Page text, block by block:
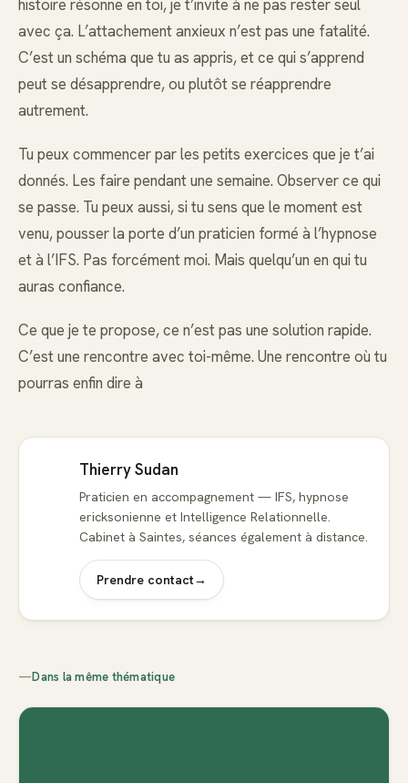
histoire résonne en toi, je t’invite à ne pas rester seul
avec ça. L’attachement anxieux n’est pas une fatalité.
C’est un schéma que tu as appris, et ce qui s’apprend
peut se désapprendre, ou plutôt se réapprendre
autrement.
Tu peux commencer par les petits exercices que je t’ai
donnés. Les faire pendant une semaine. Observer ce qui
se passe. Tu peux aussi, si tu sens que le moment est
venu, pousser la porte d’un praticien formé à l’hypnose
et à l’IFS. Pas forcément moi. Mais quelqu’un en qui tu
auras confiance.
Ce que je te propose, ce n’est pas une solution rapide.
C’est une rencontre avec toi-même. Une rencontre où tu
pourras enfin dire à
Thierry Sudan
Praticien en accompagnement — IFS, hypnose
ericksonienne et Intelligence Relationnelle.
Cabinet à Saintes, séances également à distance.
Prendre contact→
—Dans la même thématique